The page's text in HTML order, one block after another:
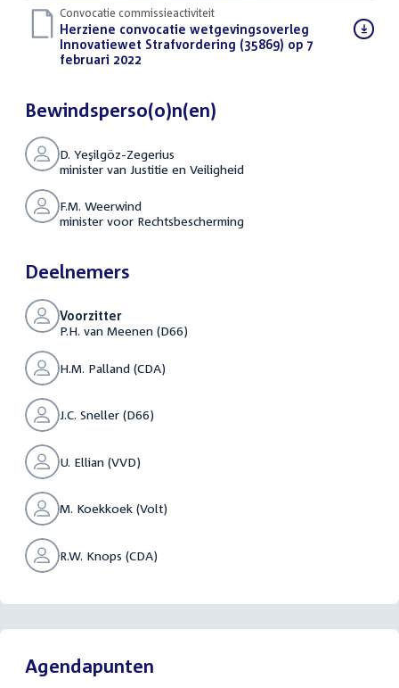
Convocatie commissieactiviteit
Download
bestand:
Herziene convocatie wetgevingsoverleg
Innovatiewet Strafvordering (35869) op 7
februari 2022
Bewindsperso(o)n(en)
D. Yeşilgöz-Zegerius
minister van Justitie en Veiligheid
F.M. Weerwind
minister voor Rechtsbescherming
Deelnemers
Voorzitter
P.H. van Meenen (D66)
H.M. Palland (CDA)
J.C. Sneller (D66)
U. Ellian (VVD)
M. Koekkoek (Volt)
R.W. Knops (CDA)
Agendapunten